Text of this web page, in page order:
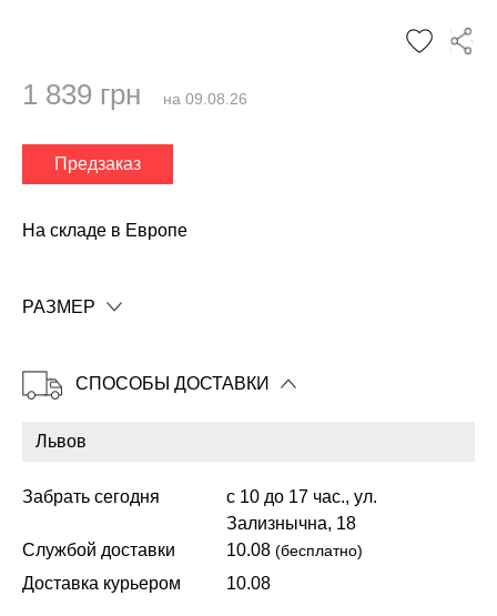
1 839 грн на 09.08.26
Предзаказ
На складе в Европе
РАЗМЕР
СПОСОБЫ ДОСТАВКИ
Забрать сегодня
с 10 до 17 час., ул.
Зализнычна, 18
Службой доставки
10.08 (бесплатно)
Доставка курьером 10.08